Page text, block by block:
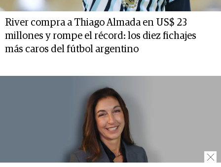
River compra a Thiago Almada en US$ 23
millones y rompe el récord: los diez fichajes
más caros del fútbol argentino